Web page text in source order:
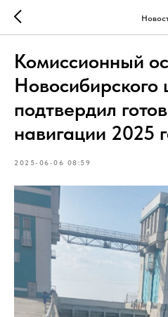
Комиссионный
подтвердил
навигации 2025
2025-06-06 08:59